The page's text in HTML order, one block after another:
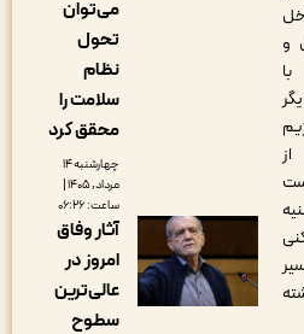
می‌توان
سلامت را
محقق کرد
چهارشنبه ۱۴
مرداد, ۱۴۰۵ |
آثار وفاق
امروز در
عالی‌ترین